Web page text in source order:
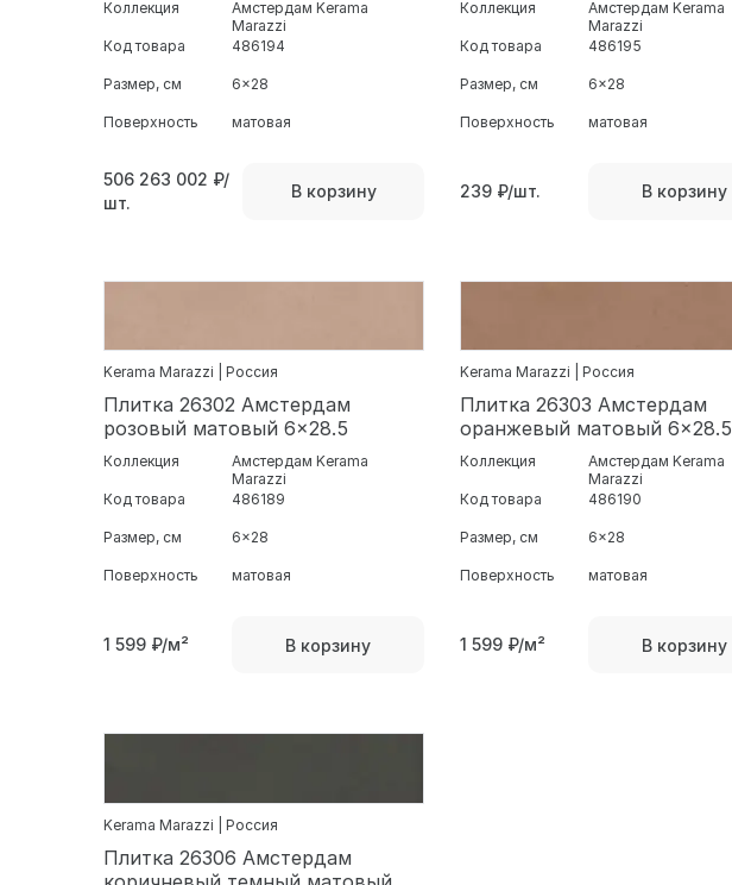
Коллекция
Амстердам Kerama
Marazzi
Код товара
486194
Размер, см 6x28
Поверхность матовая
506 263 002 ₽/
шт.
В корзину
Коллекция
Амстердам Kerama
Marazzi
Код товара
486195
Размер, см 6x28
Поверхность матовая
239 ₽/шт. В корзину
Kerama Marazzi | Россия
Плитка 26302 Амстердам
розовый матовый 6x28.5
Коллекция
Амстердам Kerama
Marazzi
Код товара
486189
Размер, см 6x28
Поверхность матовая
1 599 ₽/м² В корзину
Kerama Marazzi | Россия
Плитка 26303 Амстердам
оранжевый матовый 6x28.5
Коллекция
Амстердам Kerama
Marazzi
Код товара
486190
Размер, см 6x28
Поверхность матовая
1 599 ₽/м² В корзину
Kerama Marazzi | Россия
Плитка 26306 Амстердам